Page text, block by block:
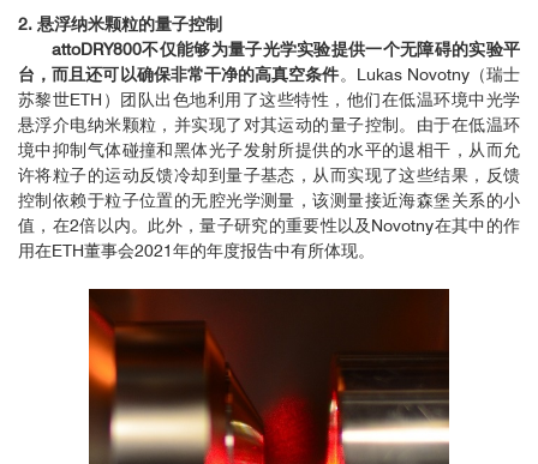
2. 悬浮纳米颗粒的量子控制
attoDRY800不仅能够为量子光学实验提供一个无障碍的实验平
台，而且还可以确保非常干净的高真空条件。Lukas Novotny（瑞士
苏黎世ETH）团队出色地利用了这些特性，他们在低温环境中光学
悬浮介电纳米颗粒，并实现了对其运动的量子控制。由于在低温环
境中抑制气体碰撞和黑体光子发射所提供的水平的退相干，从而允
许将粒子的运动反馈冷却到量子基态，从而实现了这些结果，反馈
控制依赖于粒子位置的无腔光学测量，该测量接近海森堡关系的小
值，在2倍以内。此外，量子研究的重要性以及Novotny在其中的作
用在ETH董事会2021年的年度报告中有所体现。